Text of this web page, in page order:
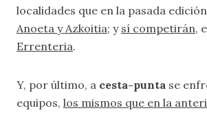
localidades que en la pasada
Anoeta y Azkoitia; y sí competirán,
Errenteria.
Y, por último, a cesta-punta se
equipos, los mismos que en la